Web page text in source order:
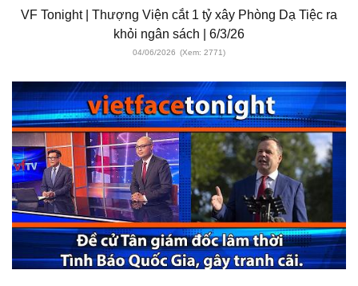
VF Tonight | Thượng Viện cắt 1 tỷ xây Phòng Dạ Tiệc ra
khỏi ngân sách | 6/3/26
04/06/2026 (Xem: 2771)